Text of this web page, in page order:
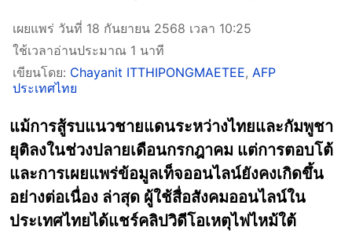
เผยแพร่ วันที่ 18 กันยายน 2568 เวลา 10:25
ใช้เวลาอ่านประมาณ 1 นาที
เขียนโดย: Chayanit ITTHIPONGMAETEE, AFP
ประเทศไทย
แม้การสู้รบแนวชายแดนระหว่างไทยและกัมพูชา
ยุติลงในช่วงปลายเดือนกรกฎาคม แต่การตอบโต้
และการเผยแพร่ข้อมูลเท็จออนไลน์ยังคงเกิดขึ้น
อย่างต่อเนื่อง ล่าสุด ผู้ใช้สื่อสังคมออนไลน์ใน
ประเทศไทยได้แชร์คลิปวิดีโอเหตุไฟไหม้ใต้